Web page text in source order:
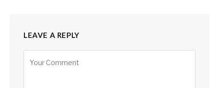
LEAVE A REPLY